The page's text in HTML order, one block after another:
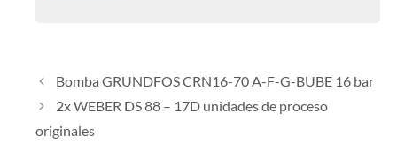
Bomba GRUNDFOS CRN16-70 A-F-G-BUBE 16 bar
2x WEBER DS 88 – 17D unidades de proceso
originales